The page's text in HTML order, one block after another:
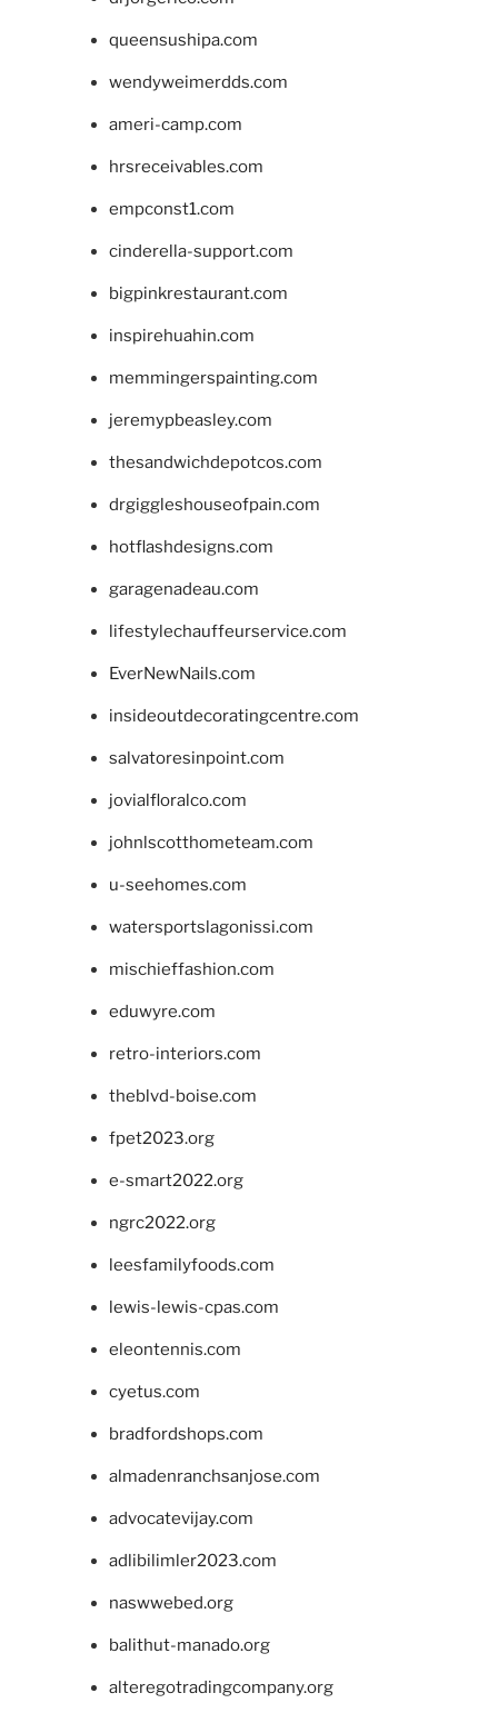
queensushipa.com
wendyweimerdds.com
ameri-camp.com
hrsreceivables.com
empconst1.com
cinderella-support.com
bigpinkrestaurant.com
inspirehuahin.com
memmingerspainting.com
jeremypbeasley.com
thesandwichdepotcos.com
drgiggleshouseofpain.com
hotflashdesigns.com
garagenadeau.com
lifestylechauffeurservice.com
EverNewNails.com
insideoutdecoratingcentre.com
salvatoresinpoint.com
jovialfloralco.com
johnlscotthometeam.com
u-seehomes.com
watersportslagonissi.com
mischieffashion.com
eduwyre.com
retro-interiors.com
theblvd-boise.com
fpet2023.org
e-smart2022.org
ngrc2022.org
leesfamilyfoods.com
lewis-lewis-cpas.com
eleontennis.com
cyetus.com
bradfordshops.com
almadenranchsanjose.com
advocatevijay.com
adlibilimler2023.com
naswwebed.org
balithut-manado.org
alteregotradingcompany.org